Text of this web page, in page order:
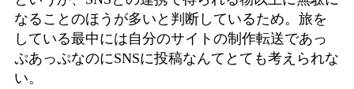
なることのほうが多いと判断しているため。旅を
している最中には自分のサイトの制作転送であっ
ぷあっぷなのにSNSに投稿なんてとても考えられな
い。